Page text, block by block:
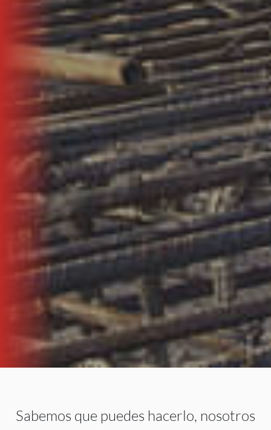
Sabemos que puedes hacerlo, nosotros